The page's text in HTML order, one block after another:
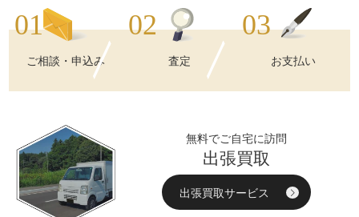
ご相談・申込み 査定 お支払い
無料でご自宅に訪問
出張買取
出張買取サービス